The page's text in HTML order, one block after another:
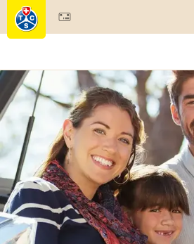
Mitgliedschaft & Leistungen
Test, Sicherheit & Gesundheit